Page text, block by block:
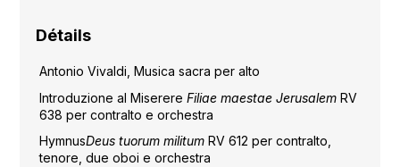
Détails
Antonio Vivaldi, Musica sacra per alto
Introduzione al Miserere Filiae maestae Jerusalem RV
638 per contralto e orchestra
HymnusDeus tuorum militum RV 612 per contralto,
tenore, due oboi e orchestra